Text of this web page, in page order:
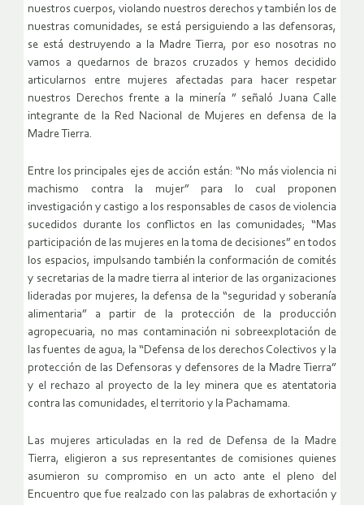
nuestros cuerpos, violando nuestros derechos y también los de
nuestras comunidades, se está persiguiendo a las defensoras,
se está destruyendo a la Madre Tierra, por eso nosotras no
vamos a quedarnos de brazos cruzados y hemos decidido
articularnos entre mujeres afectadas para hacer respetar
nuestros Derechos frente a la minería ” señaló Juana Calle
integrante de la Red Nacional de Mujeres en defensa de la
Madre Tierra.
Entre los principales ejes de acción están: “No más violencia ni
machismo contra la mujer” para lo cual proponen
investigación y castigo a los responsables de casos de violencia
sucedidos durante los conflictos en las comunidades; “Mas
participación de las mujeres en la toma de decisiones” en todos
los espacios, impulsando también la conformación de comités
y secretarias de la madre tierra al interior de las organizaciones
lideradas por mujeres, la defensa de la “seguridad y soberanía
alimentaria” a partir de la protección de la producción
agropecuaria, no mas contaminación ni sobreexplotación de
las fuentes de agua, la “Defensa de los derechos Colectivos y la
protección de las Defensoras y defensores de la Madre Tierra”
y el rechazo al proyecto de la ley minera que es atentatoria
contra las comunidades, el territorio y la Pachamama.
Las mujeres articuladas en la red de Defensa de la Madre
Tierra, eligieron a sus representantes de comisiones quienes
asumieron su compromiso en un acto ante el pleno del
Encuentro que fue realzado con las palabras de exhortación y